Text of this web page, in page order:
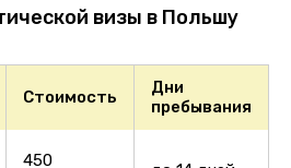
визы в Польшу
Стоимость
Дни
пребывания
450